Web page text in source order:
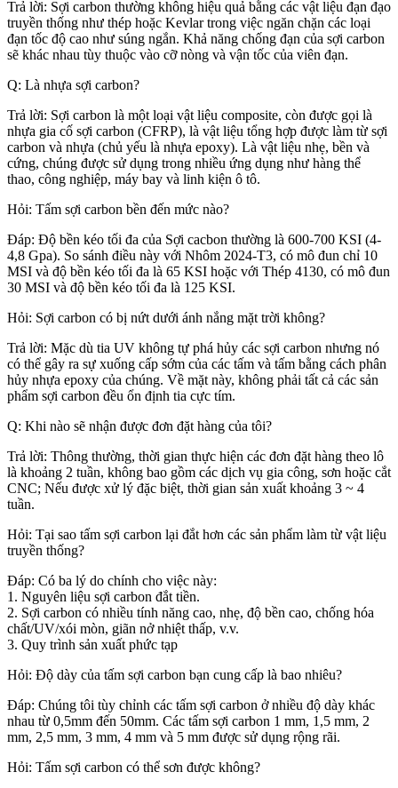
Trả lời: Sợi carbon thường không hiệu quả bằng các vật liệu đạn đạo
truyền thống như thép hoặc Kevlar trong việc ngăn chặn các loại
đạn tốc độ cao như súng ngắn. Khả năng chống đạn của sợi carbon
sẽ khác nhau tùy thuộc vào cỡ nòng và vận tốc của viên đạn.
Q: Là nhựa sợi carbon?
Trả lời: Sợi carbon là một loại vật liệu composite, còn được gọi là
nhựa gia cố sợi carbon (CFRP), là vật liệu tổng hợp được làm từ sợi
carbon và nhựa (chủ yếu là nhựa epoxy). Là vật liệu nhẹ, bền và
cứng, chúng được sử dụng trong nhiều ứng dụng như hàng thể
thao, công nghiệp, máy bay và linh kiện ô tô.
Hỏi: Tấm sợi carbon bền đến mức nào?
Đáp: Độ bền kéo tối đa của Sợi cacbon thường là 600-700 KSI (4-
4,8 Gpa). So sánh điều này với Nhôm 2024-T3, có mô đun chỉ 10
MSI và độ bền kéo tối đa là 65 KSI hoặc với Thép 4130, có mô đun
30 MSI và độ bền kéo tối đa là 125 KSI.
Hỏi: Sợi carbon có bị nứt dưới ánh nắng mặt trời không?
Trả lời: Mặc dù tia UV không tự phá hủy các sợi carbon nhưng nó
có thể gây ra sự xuống cấp sớm của các tấm và tấm bằng cách phân
hủy nhựa epoxy của chúng. Về mặt này, không phải tất cả các sản
phẩm sợi carbon đều ổn định tia cực tím.
Q: Khi nào sẽ nhận được đơn đặt hàng của tôi?
Trả lời: Thông thường, thời gian thực hiện các đơn đặt hàng theo lô
là khoảng 2 tuần, không bao gồm các dịch vụ gia công, sơn hoặc cắt
CNC; Nếu được xử lý đặc biệt, thời gian sản xuất khoảng 3 ~ 4
tuần.
Hỏi: Tại sao tấm sợi carbon lại đắt hơn các sản phẩm làm từ vật liệu
truyền thống?
Đáp: Có ba lý do chính cho việc này:
1. Nguyên liệu sợi carbon đắt tiền.
2. Sợi carbon có nhiều tính năng cao, nhẹ, độ bền cao, chống hóa
chất/UV/xói mòn, giãn nở nhiệt thấp, v.v.
3. Quy trình sản xuất phức tạp
Hỏi: Độ dày của tấm sợi carbon bạn cung cấp là bao nhiêu?
Đáp: Chúng tôi tùy chỉnh các tấm sợi carbon ở nhiều độ dày khác
nhau từ 0,5mm đến 50mm. Các tấm sợi carbon 1 mm, 1,5 mm, 2
mm, 2,5 mm, 3 mm, 4 mm và 5 mm được sử dụng rộng rãi.
Hỏi: Tấm sợi carbon có thể sơn được không?